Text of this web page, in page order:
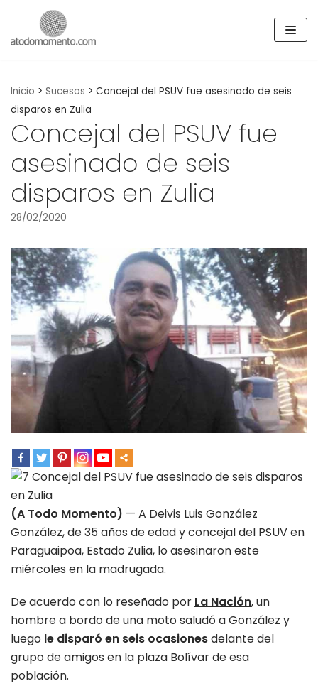
Skip
Inicio > Sucesos > Concejal del PSUV fue asesinado de seis
disparos en Zulia
Concejal del PSUV fue
asesinado de seis
disparos en Zulia
28/02/2020
(A Todo Momento) — A Deivis Luis González
González, de 35 años de edad y concejal del PSUV en
Paraguaipoa, Estado Zulia, lo asesinaron este
miércoles en la madrugada.
De acuerdo con lo reseñado por La Nación, un
hombre a bordo de una moto saludó a González y
luego le disparó en seis ocasionesdelante del
grupo de amigos en la plaza Bolívar de esa
población.